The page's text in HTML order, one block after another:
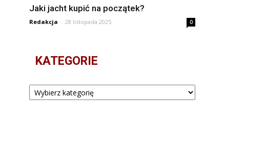
Jaki jacht kupić na początek?
Redakcja - 28 listopada 2025 0
KATEGORIE
Kategorie